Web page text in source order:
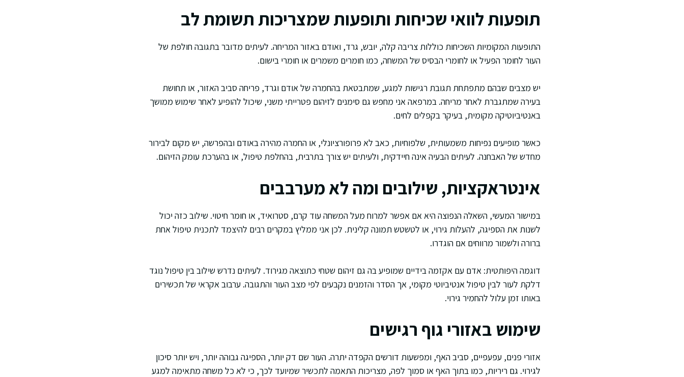
תופעות לוואי שכיחות ותופעות שמצריכות תשומת לב
התופעות המקומיות השכיחות כוללות צריבה קלה, יובש, גרד, ואודם באזור המריחה. לעיתים מדובר בתגובה חולפת של
העור לחומר הפעיל או לחומרי הבסיס של המשחה, כמו חומרים משמרים או חומרי בישום.
יש מצבים שבהם מתפתחת תגובת רגישות למגע, שמתבטאת בהחמרה של אודם וגרד, פריחה סביב האזור, או תחושת
בעירה שמתגברת לאחר מריחה. במרפאה אני מחפש גם סימנים לזיהום פטרייתי משני, שיכול להופיע לאחר שימוש ממושך
באנטיביוטיקה מקומית, בעיקר בקפלים לחים.
כאשר מופיעים נפיחות משמעותית, שלפוחיות, כאב לא פרופורציונלי, או החמרה מהירה באודם ובהפרשה, יש מקום לבירור
מחדש של האבחנה. לעיתים הבעיה אינה חיידקית, ולעיתים יש צורך בתרבית, בהחלפת טיפול, או בהערכת עומק הזיהום.
אינטראקציות, שילובים ומה לא מערבבים
במישור המעשי, השאלה הנפוצה היא אם אפשר למרוח מעל המשחה עוד קרם, סטרואיד, או חומר חיטוי. שילוב כזה יכול
לשנות את הספיגה, להעלות גירוי, או לטשטש תמונה קלינית. לכן אני ממליץ במקרים רבים להיצמד לתכנית טיפול אחת
ברורה ולשמור מרווחים אם הוגדרו.
דוגמה היפותטית: אדם עם אקזמה בידיים שמופיע בה גם זיהום שטחי כתוצאה מגירוד. לעיתים נדרש שילוב בין טיפול נוגד
דלקת לעור לבין טיפול אנטיביוטי מקומי, אך הסדר והזמנים נקבעים לפי מצב העור והתגובה. ערבוב אקראי של תכשירים
באותו זמן עלול להחמיר גירוי.
שימוש באזורי גוף רגישים
אזורי פנים, עפעפיים, סביב האף, ומפשעות דורשים הקפדה יתרה. העור שם דק יותר, הספיגה גבוהה יותר, ויש יותר סיכון
לגירוי. גם ריריות, כמו בתוך האף או סמוך לפה, מצריכות התאמה לתכשיר שמיועד לכך, כי לא כל משחה מתאימה למגע